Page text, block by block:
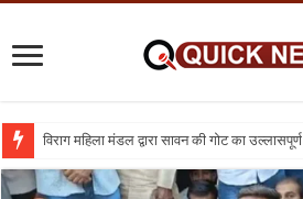
विराग महिला मंडल द्वारा सावन की गोट का
शिक्षा का व्यवसायीकरण क्यों : तो क्या निजी विद्यालय